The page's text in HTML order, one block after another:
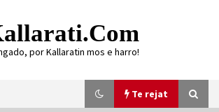
por Kallaratin mos e harro!
Te rejat